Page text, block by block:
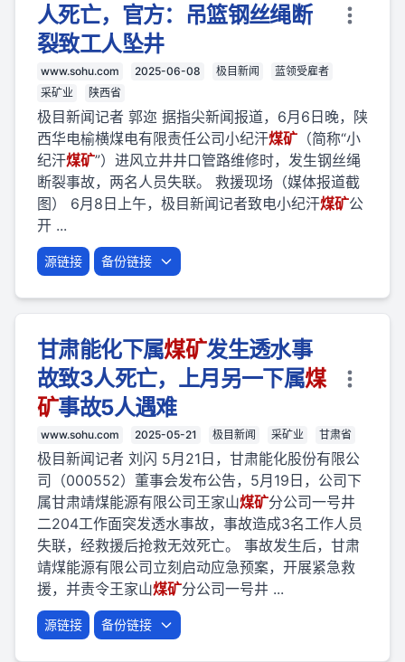
人死亡，官方：吊篮钢丝绳断
裂致工人坠井
www.sohu.com 2025-06-08 极目新闻
蓝领受雇者
采矿业
陕西省
极目新闻记者 郭迩 据指尖新闻报道，6月6日晚，陕
西华电榆横煤电有限责任公司小纪汗煤矿 （简称“小
纪汗煤矿”）进风立井井口管路维修时，发生钢丝绳
断裂事故，两名人员失联。 救援现场（媒体报道截
图） 6月8日上午，极目新闻记者致电小纪汗煤矿公
开 ...
源链接 备份链接
甘肃能化下属煤矿发生透水事
故致3人死亡，上月另一下属煤
矿事故5人遇难
www.sohu.com 2025-05-21 极目新闻 采矿业 甘肃省
极目新闻记者 刘闪 5月21日，甘肃能化股份有限公
司（000552）董事会发布公告，5月19日，公司下
属甘肃靖煤能源有限公司王家山煤矿分公司一号井
二204工作面突发透水事故，事故造成3名工作人员
失联，经救援后抢救无效死亡。 事故发生后，甘肃
靖煤能源有限公司立刻启动应急预案，开展紧急救
援，并责令王家山煤矿分公司一号井 ...
源链接 备份链接